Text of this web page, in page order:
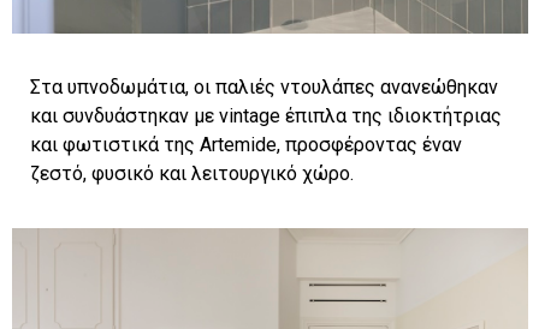
Στα υπνοδωμάτια, οι παλιές ντουλάπες ανανεώθηκαν
και συνδυάστηκαν με vintage έπιπλα της ιδιοκτήτριας
και φωτιστικά της Artemide, προσφέροντας έναν
ζεστό, φυσικό και λειτουργικό χώρο.